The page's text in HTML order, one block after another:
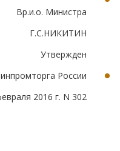
Вр.и.о. Министра
Г.С.НИКИТИН
Утвержден
России
2016 г. N 302